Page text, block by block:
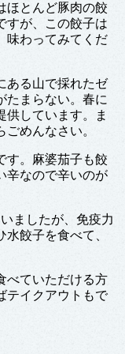
ほとんど豚肉の餃
すが、この餃子は
味わってみてくだ
ある山で採れたゼ
たまらない。春に
供しています。ま
めんなさい。
す。麻婆茄子も餃
辛なので辛いのが
ましたが、免疫力
餃子を食べて、
べていただける方
テイクアウトもで